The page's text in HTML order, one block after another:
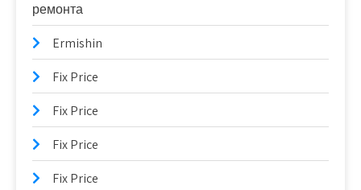
ремонта
Ermishin
Fix Price
Fix Price
Fix Price
Fix Price